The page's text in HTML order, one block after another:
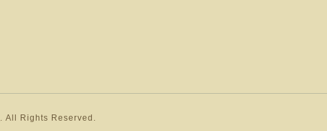
. All Rights Reserved.